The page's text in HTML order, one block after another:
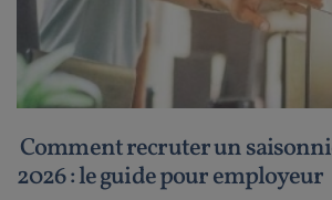
Comment recruter un
2026 : le guide pour employeur